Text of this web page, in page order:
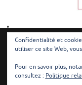
© Redilec - Tous
Confidentialité et
utiliser ce site Web,
Pour en savoir plus,
consultez : Politique